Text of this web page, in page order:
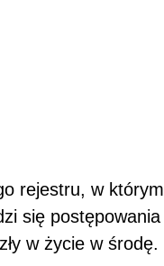
rejestru, w którym
się postępowania
w życie w środę.